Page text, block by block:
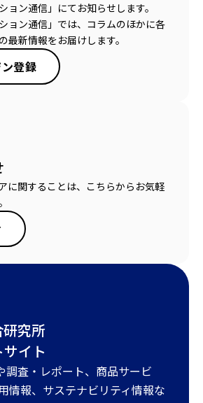
ョン通信」にてお知らせします。
ョン通信」では、コラムのほかに各
最新情報をお届けします。
登録
に関することは、こちらからお気軽
究所
イト
調査・レポート、商品サービ
情報、サステナビリティ情報な